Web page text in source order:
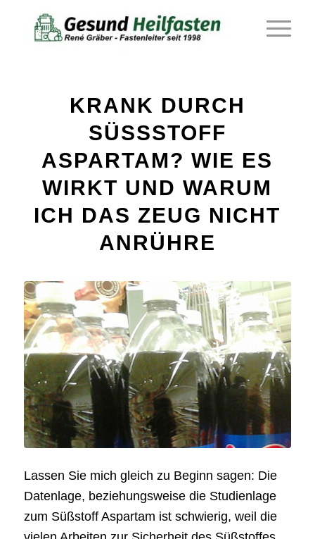
KRANK DURCH
SÜSSSTOFF A
SPARTAM? WIE ES W
IRKT UND WARUM I
CH DAS ZEUG NICHT A
NRÜHRE
Lassen Sie mich gleich zu Beginn sagen: Die
Datenlage, beziehungsweise die Studienlage
zum Süßstoff Aspartam ist schwierig, weil die